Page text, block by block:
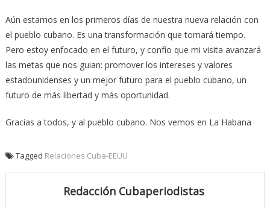
Aún estamos en los primeros días de nuestra nueva relación con
el pueblo cubano. Es una transformación que tomará tiempo.
Pero estoy enfocado en el futuro, y confío que mi visita avanzará
las metas que nos guian: promover los intereses y valores
estadounidenses y un mejor futuro para el pueblo cubano, un
futuro de más libertad y más oportunidad.
Gracias a todos, y al pueblo cubano. Nos vemos en La Habana
Tagged Relaciones Cuba-EEUU
Redacción Cubaperiodistas